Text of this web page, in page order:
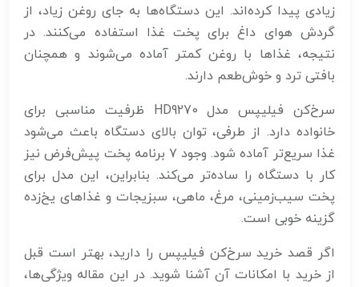
زیادی پیدا کرده‌اند. این دستگاه‌ها به جای روغن زیاد، از
گردش هوای داغ برای پخت غذا استفاده می‌کنند. در
نتیجه، غذاها با روغن کمتر آماده می‌شوند و همچنان
بافتی ترد و خوش‌طعم دارند.
سرخ‌کن فیلیپس مدل HD9270 ظرفیت مناسبی برای
خانواده دارد. از طرفی، توان بالای دستگاه باعث می‌شود
غذا سریع‌تر آماده شود. وجود ۷ برنامه پخت پیش‌فرض نیز
کار با دستگاه را ساده‌تر می‌کند. بنابراین، این مدل برای
پخت سیب‌زمینی، مرغ، ماهی، سبزیجات و غذاهای یخ‌زده
گزینه خوبی است.
اگر قصد خرید سرخ‌کن فیلیپس را دارید، بهتر است قبل
از خرید با امکانات آن آشنا شوید. در این مقاله ویژگی‌ها،